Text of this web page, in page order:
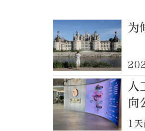
为
人
向
1